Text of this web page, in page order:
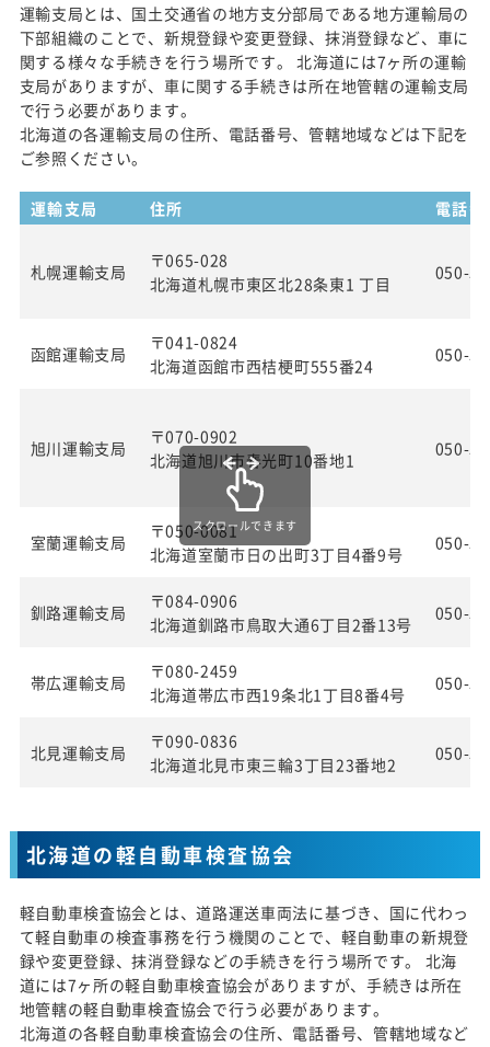
運輸支局とは、国土交通省の地方支分部局である地方運輸局の
下部組織のことで、新規登録や変更登録、抹消登録など、車に
関する様々な手続きを行う場所です。 北海道には7ヶ所の運輸
支局がありますが、車に関する手続きは所在地管轄の運輸支局
で行う必要があります。
北海道の各運輸支局の住所、電話番号、管轄地域などは下記を
ご参照ください。
運輸支局 住所 電話
札幌運輸支局
〒065-028
北海道札幌市東区北28条東1 丁目
050-
函館運輸支局
〒041-0824
北海道函館市西桔梗町555番24
050-
旭川運輸支局
〒070-0902
北海道旭川市春光町10番地1
050-
室蘭運輸支局
〒050-0081
北海道室蘭市日の出町3丁目4番9号
050-
釧路運輸支局
〒084-0906
北海道釧路市鳥取大通6丁目2番13号
050-
帯広運輸支局
〒080-2459
北海道帯広市西19条北1丁目8番4号
050-
北見運輸支局
〒090-0836
北海道北見市東三輪3丁目23番地2
050-
スクロールできます
北海道の軽自動車検査協会
軽自動車検査協会とは、道路運送車両法に基づき、国に代わっ
て軽自動車の検査事務を行う機関のことで、軽自動車の新規登
録や変更登録、抹消登録などの手続きを行う場所です。 北海
道には7ヶ所の軽自動車検査協会がありますが、手続きは所在
地管轄の軽自動車検査協会で行う必要があります。
北海道の各軽自動車検査協会の住所、電話番号、管轄地域など